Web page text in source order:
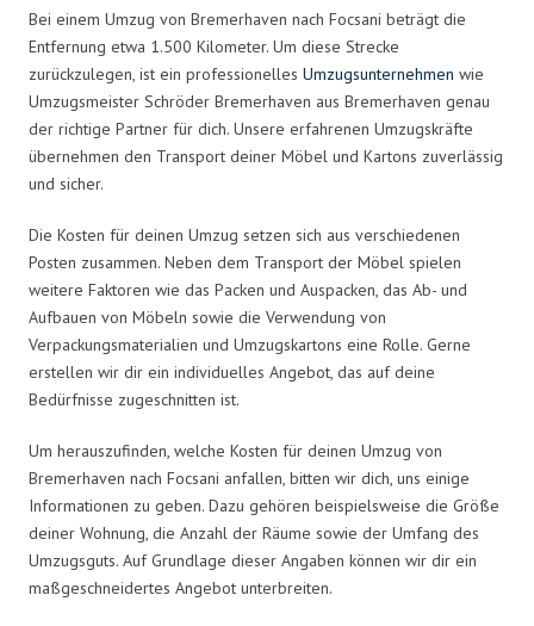
Bei einem Umzug von Bremerhaven nach Focsani beträgt die
Entfernung etwa 1.500 Kilometer. Um diese Strecke
zurückzulegen, ist ein professionelles Umzugsunternehmen wie
Umzugsmeister Schröder Bremerhaven aus Bremerhaven genau
der richtige Partner für dich. Unsere erfahrenen Umzugskräfte
übernehmen den Transport deiner Möbel und Kartons zuverlässig
und sicher.
Die Kosten für deinen Umzug setzen sich aus verschiedenen
Posten zusammen. Neben dem Transport der Möbel spielen
weitere Faktoren wie das Packen und Auspacken, das Ab- und
Aufbauen von Möbeln sowie die Verwendung von
Verpackungsmaterialien und Umzugskartons eine Rolle. Gerne
erstellen wir dir ein individuelles Angebot, das auf deine
Bedürfnisse zugeschnitten ist.
Um herauszufinden, welche Kosten für deinen Umzug von
Bremerhaven nach Focsani anfallen, bitten wir dich, uns einige
Informationen zu geben. Dazu gehören beispielsweise die Größe
deiner Wohnung, die Anzahl der Räume sowie der Umfang des
Umzugsguts. Auf Grundlage dieser Angaben können wir dir ein
maßgeschneidertes Angebot unterbreiten.